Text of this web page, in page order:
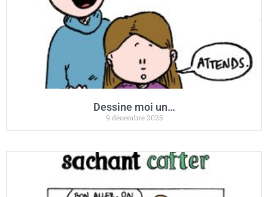
Dessine moi un…
9 décembre 2025